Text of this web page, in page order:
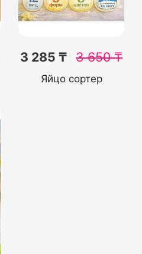
3 285 ₸ 3 650₸
Яйцо сортер